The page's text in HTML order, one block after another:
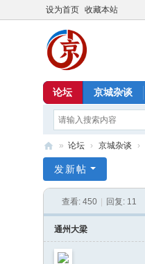
设为首页 收藏本站
论坛 京城杂谈
京
» 论坛 › 京城杂谈 ›
发新帖
查看: 450 回复: 11
通州大梁